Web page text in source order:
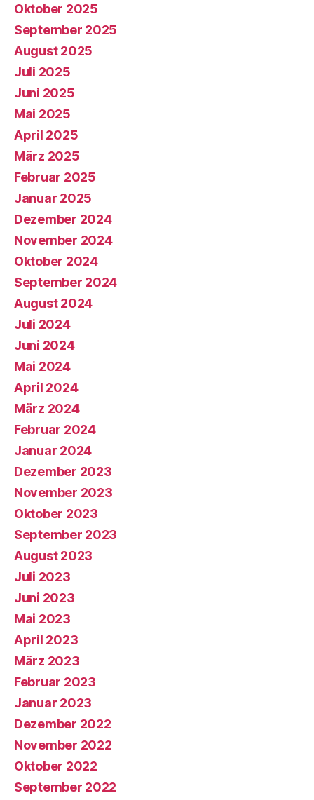
Oktober 2025
September 2025
August 2025
Juli 2025
Juni 2025
Mai 2025
April 2025
März 2025
Februar 2025
Januar 2025
Dezember 2024
November 2024
Oktober 2024
September 2024
August 2024
Juli 2024
Juni 2024
Mai 2024
April 2024
März 2024
Februar 2024
Januar 2024
Dezember 2023
November 2023
Oktober 2023
September 2023
August 2023
Juli 2023
Juni 2023
Mai 2023
April 2023
März 2023
Februar 2023
Januar 2023
Dezember 2022
November 2022
Oktober 2022
September 2022